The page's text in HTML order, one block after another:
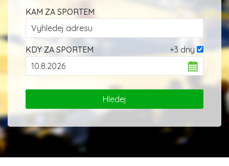
KAM ZA SPORTEM
+3 dny
KDY ZA SPORTEM